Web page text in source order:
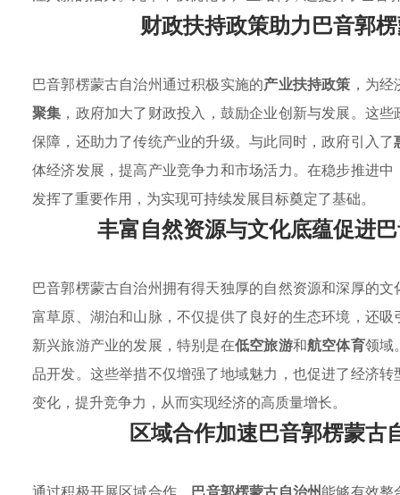
财政扶持政策助力巴音郭
巴音郭楞蒙古自治州通过积极实施的产业扶持政策 ，为
聚集 ，政府加大了财政投入，鼓励企业创新与发展。这
保障，还助力了传统产业的升级。与此同时，政府引入了
体经济发展，提高产业竞争力和市场活力。在稳步推进
发挥了重要作用，为实现可持续发展目标奠定了基础。
丰富自然资源与文化底蕴促进
巴音郭楞蒙古自治州拥有得天独厚的自然资源和深厚的
富草原、湖泊和山脉，不仅提供了良好的生态环境，还
新兴旅游产业的发展，特别是在低空旅游和航空体育领域
品开发。这些举措不仅增强了地域魅力，也促进了经济
变化，提升竞争力，从而实现经济的高质量增长。
区域合作加速巴音郭楞蒙古